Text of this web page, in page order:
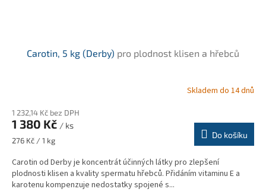
Carotin, 5 kg (Derby) pro plodnost klisen a hřebců
Skladem do 14 dnů
1 232,14 Kč bez DPH
1 380 Kč / ks
Měrná
276 Kč / 1 kg
Do košíku
Carotin od Derby je koncentrát účinných látky pro zlepšení
plodnosti klisen a kvality spermatu hřebců. Přidáním vitaminu E a
karotenu kompenzuje nedostatky spojené s...